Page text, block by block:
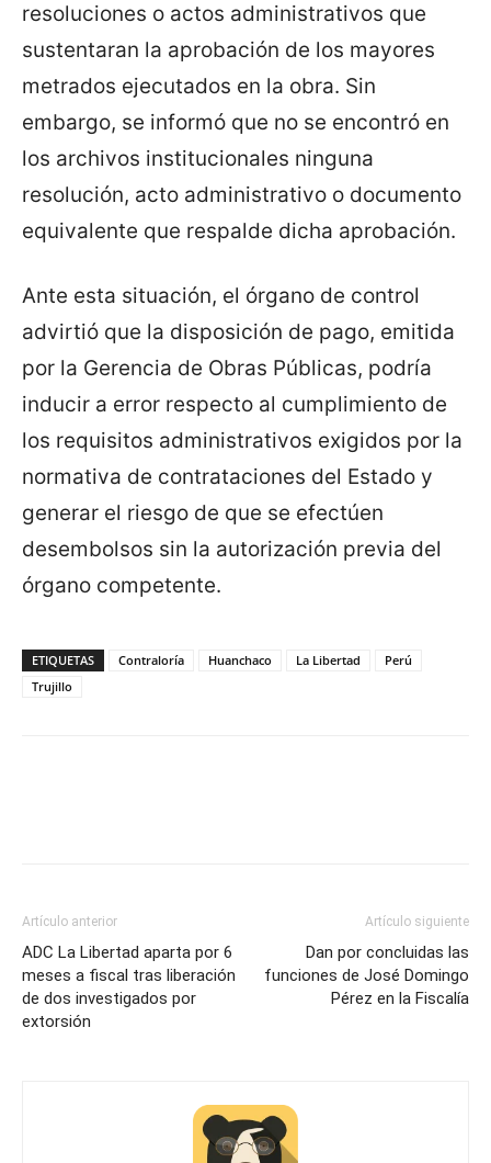
resoluciones o actos administrativos que
sustentaran la aprobación de los mayores
metrados ejecutados en la obra. Sin
embargo, se informó que no se encontró en
los archivos institucionales ninguna
resolución, acto administrativo o documento
equivalente que respalde dicha aprobación.
Ante esta situación, el órgano de control
advirtió que la disposición de pago, emitida
por la Gerencia de Obras Públicas, podría
inducir a error respecto al cumplimiento de
los requisitos administrativos exigidos por la
normativa de contrataciones del Estado y
generar el riesgo de que se efectúen
desembolsos sin la autorización previa del
órgano competente.
ETIQUETAS Contraloría Huanchaco La Libertad
Perú
Trujillo
Artículo anterior
ADC La Libertad aparta por 6
meses a fiscal tras liberación
de dos investigados por
extorsión
Artículo siguiente
Dan por concluidas las
funciones de José Domingo
Pérez en la Fiscalía